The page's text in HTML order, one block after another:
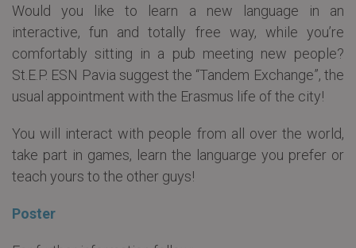
Would you like to learn a new language in an
interactive, fun and totally free way, while you’re
comfortably sitting in a pub meeting new people?
St.E.P. ESN Pavia suggest the “Tandem Exchange”, the
usual appointment with the Erasmus life of the city!
You will interact with people from all over the world,
take part in games, learn the languarge you prefer or
teach yours to the other guys!
Poster